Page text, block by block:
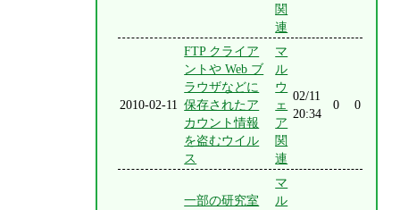
関
連
2010-02-11
FTP クライア
ントや Web ブ
ラウザなどに
保存されたア
カウント情報
を盗むウイル
ス
マ
ル
ウ
ェ
ア
関
連
02/11
20:34
0 0
一部の研究室
マ
ル